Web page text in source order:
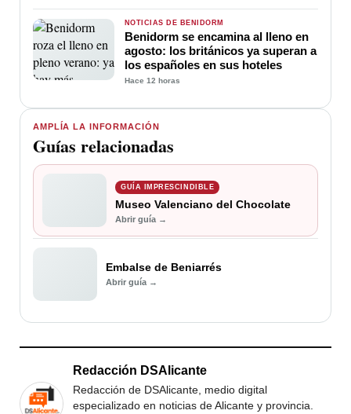
AMPLÍA LA INFORMACIÓN
Guías relacionadas
GUÍA IMPRESCINDIBLE
Museo Valenciano del Chocolate
Abrir guía →
Embalse de Beniarrés
Abrir guía →
NOTICIAS DE BENIDORM
Benidorm se encamina al lleno en
agosto: los británicos ya superan a
los españoles en sus hoteles
Hace 12 horas
Redacción DSAlicante
Redacción de DSAlicante, medio digital
especializado en noticias de Alicante y provincia.